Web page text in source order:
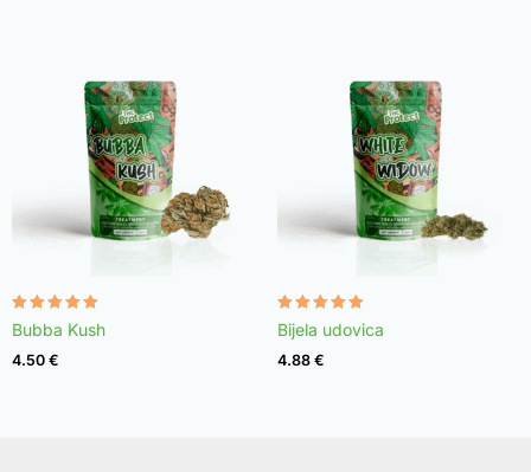
Rated
4.96
out of 5
Bubba Kush
4.50 €
Rated
4.97
out of 5
Bijela udovica
4.88 €